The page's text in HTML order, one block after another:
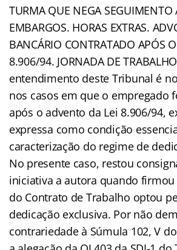
TURMA QUE NEGA SEGUIMENTO
EMBARGOS. HORAS EXTRAS.
BANCÁRIO CONTRATADO APÓS
8.906/94. JORNADA DE
entendimento deste Tribunal é
nos casos em que o empregado
após o advento da Lei 8.906/94,
expressa como condição
caracterização do regime de
No presente caso, restou
iniciativa a autora quando
do Contrato de Trabalho optou
dedicação exclusiva. Por não
contrariedade à Súmula 102, V